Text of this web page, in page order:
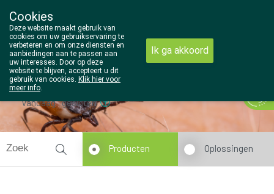
014/810298
Vandaag gesloten
Producten Oplossingen
Cookies
Deze website maakt gebruik van
cookies om uw gebruikservaring te
verbeteren en om onze diensten en
aanbiedingen aan te passen aan
uw interesses. Door op deze
website te blijven, accepteert u dit
gebruik van cookies. Klik hier voor
meer info.
Ik ga akkoord